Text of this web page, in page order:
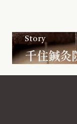
Story
千住鍼灸